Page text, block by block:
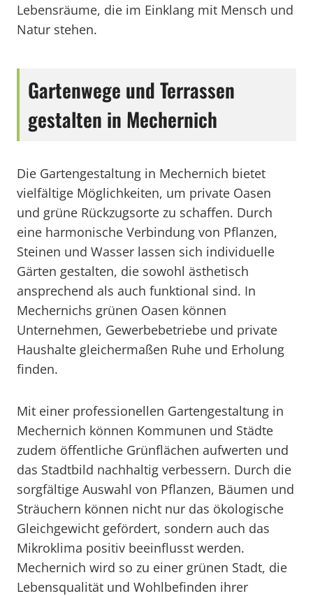
Lebensräume, die im Einklang mit Mensch und
Natur stehen.
Gartenwege und Terrassen
gestalten in Mechernich
Die Gartengestaltung in Mechernich bietet
vielfältige Möglichkeiten, um private Oasen
und grüne Rückzugsorte zu schaffen. Durch
eine harmonische Verbindung von Pflanzen,
Steinen und Wasser lassen sich individuelle
Gärten gestalten, die sowohl ästhetisch
ansprechend als auch funktional sind. In
Mechernichs grünen Oasen können
Unternehmen, Gewerbebetriebe und private
Haushalte gleichermaßen Ruhe und Erholung
finden.
Mit einer professionellen Gartengestaltung in
Mechernich können Kommunen und Städte
zudem öffentliche Grünflächen aufwerten und
das Stadtbild nachhaltig verbessern. Durch die
sorgfältige Auswahl von Pflanzen, Bäumen und
Sträuchern können nicht nur das ökologische
Gleichgewicht gefördert, sondern auch das
Mikroklima positiv beeinflusst werden.
Mechernich wird so zu einer grünen Stadt, die
Lebensqualität und Wohlbefinden ihrer